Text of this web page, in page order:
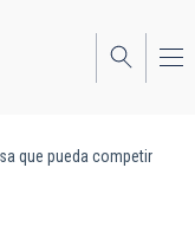
que pueda competir